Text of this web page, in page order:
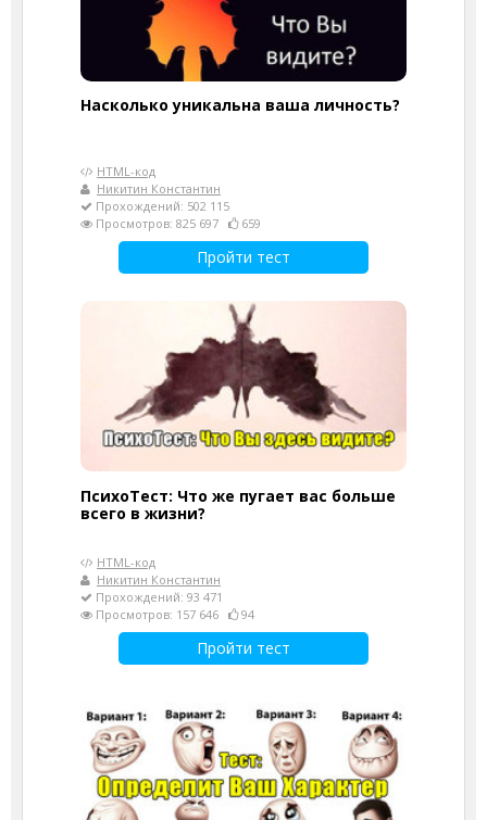
Насколько уникальна ваша личность?
HTML-код
Никитин Константин
Прохождений: 502 115
Просмотров: 825 697
659
Пройти тест
ПсихоТест: Что же пугает вас больше
всего в жизни?
HTML-код
Никитин Константин
Прохождений: 93 471
Просмотров: 157 646
94
Пройти тест